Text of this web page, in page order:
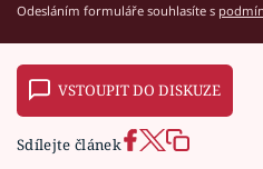
Odesláním formuláře souhlasíte s
VSTOUPIT DO DISKUZE
Sdílejte článek